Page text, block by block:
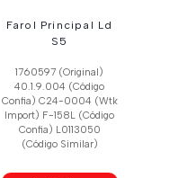
Farol Principal Ld
S5
1760597 (Original)
40.1.9.004 (Código
Confia) C24-0004 (Wtk
Import) F-158L (Código
Confia) L0113050
(Código Similar)